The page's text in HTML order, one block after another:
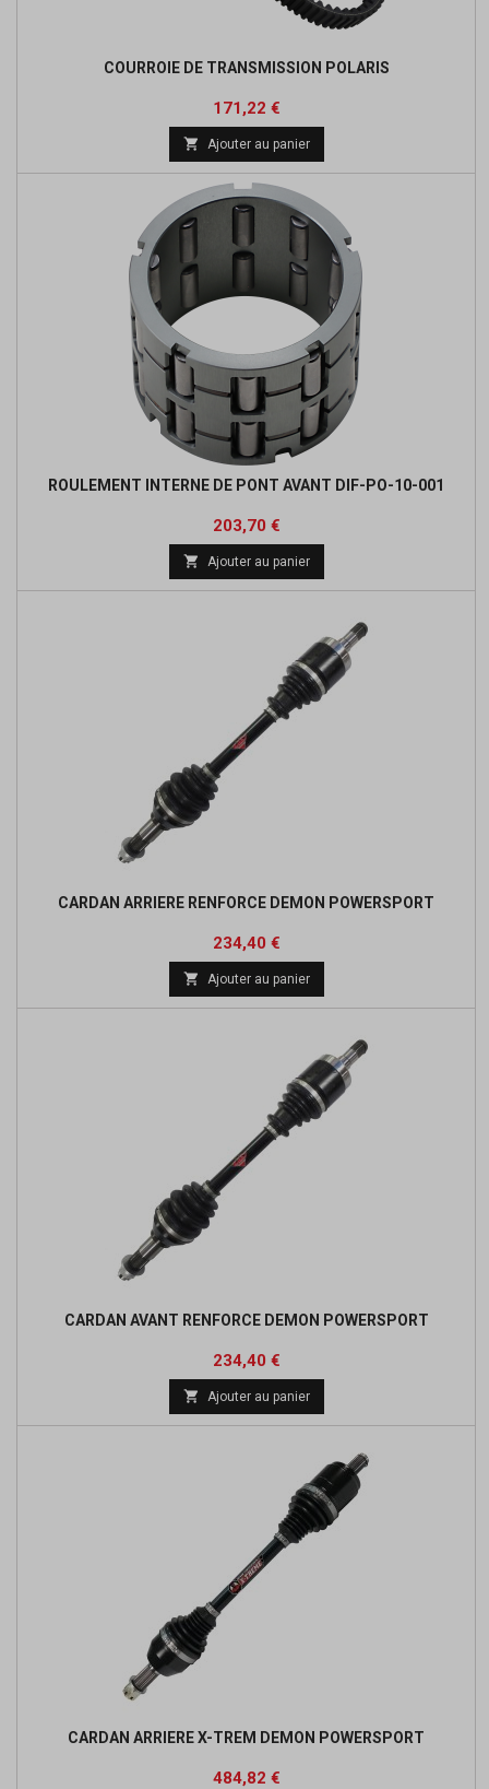
COURROIE DE TRANSMISSION POLARIS
Prix
171,22 €Prix
de
base
 Ajouter au panier
ROULEMENT INTERNE DE PONT AVANT DIF-PO-10-001
Prix
203,70 €
 Ajouter au panier
CARDAN ARRIERE RENFORCE DEMON POWERSPORT
Prix
234,40 €Prix
de
base
 Ajouter au panier
CARDAN AVANT RENFORCE DEMON POWERSPORT
Prix
234,40 €Prix
de
base
 Ajouter au panier
CARDAN ARRIERE X-TREM DEMON POWERSPORT
Prix
484,82 €Prix